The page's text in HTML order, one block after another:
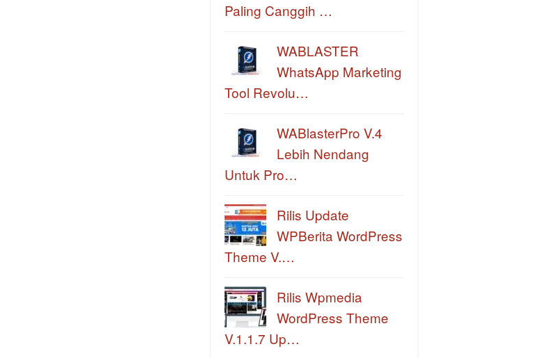
Paling Canggih …
WABLASTER
WhatsApp Marketing
Tool Revolu…
WABlasterPro V.4
Lebih Nendang
Untuk Pro…
Rilis Update
WPBerita WordPress
Theme V.…
Rilis Wpmedia
WordPress Theme
V.1.1.7 Up…